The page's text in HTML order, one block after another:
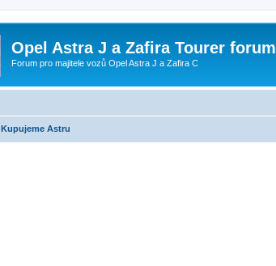
Opel Astra J a Zafira Tourer forum
Forum pro majitele vozů Opel Astra J a Zafira C
Kupujeme Astru